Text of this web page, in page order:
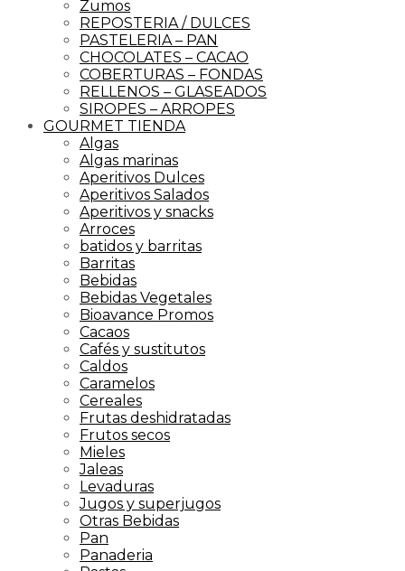
Zumos
REPOSTERIA / DULCES
PASTELERIA – PAN
CHOCOLATES – CACAO
COBERTURAS – FONDAS
RELLENOS – GLASEADOS
SIROPES – ARROPES
GOURMET TIENDA
Algas
Algas marinas
Aperitivos Dulces
Aperitivos Salados
Aperitivos y snacks
Arroces
batidos y barritas
Barritas
Bebidas
Bebidas Vegetales
Bioavance Promos
Cacaos
Cafés y sustitutos
Caldos
Caramelos
Cereales
Frutas deshidratadas
Frutos secos
Mieles
Jaleas
Levaduras
Jugos y superjugos
Otras Bebidas
Pan
Panaderia